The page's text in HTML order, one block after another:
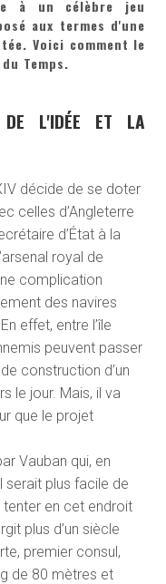
à un célèbre jeu
aux termes d'une
Voici comment le
Temps.
L'IDÉE ET LA
décide de se doter
celles d’Angleterre
d’État à la
royal de
complication
des navires
effet, entre l’île
peuvent passer
construction d’un
le jour. Mais, il va
que le projet
Vauban qui, en
serait plus facile de
tenter en cet endroit
plus d’un siècle
premier consul,
de 80 mètres et